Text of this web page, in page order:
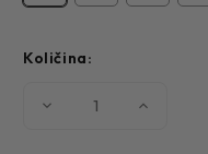
Količina:
Smanjite Povećajte